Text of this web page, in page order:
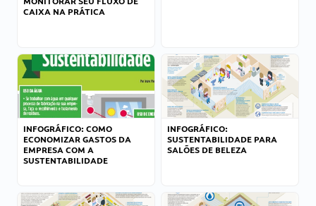
CAIXA NA PRÁTICA
INFOGRÁFICO: COMO
ECONOMIZAR GASTOS DA
EMPRESA COM A
SUSTENTABILIDADE
INFOGRÁFICO:
SUSTENTABILIDADE PARA
SALÕES DE BELEZA